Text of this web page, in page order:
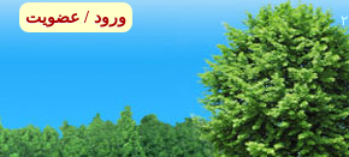
ورود / عضویت